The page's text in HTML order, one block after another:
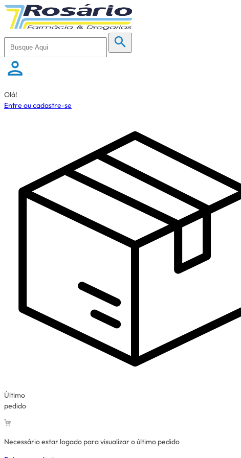
Olá!
Entre ou cadastre-se
Último
pedido
Necessário estar logado para visualizar o último pedido